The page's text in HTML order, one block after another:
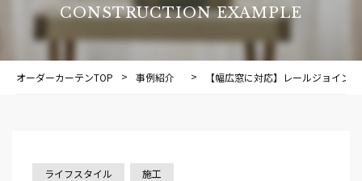
CONSTRUCTION EXAMPLE
オーダーカーテンTOP 事例紹介 施工事例
【幅広窓に対応】レールジョイン
ライフスタイル 施工